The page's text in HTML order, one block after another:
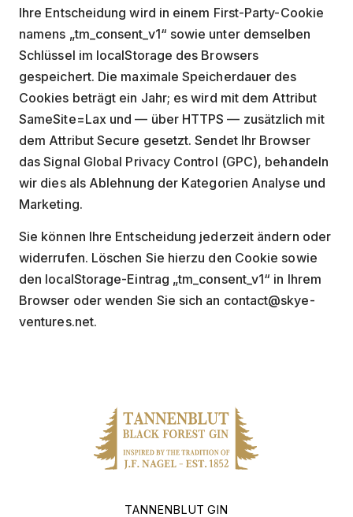
Ihre Entscheidung wird in einem First-Party-Cookie
namens „tm_consent_v1“ sowie unter demselben
Schlüssel im localStorage des Browsers
gespeichert. Die maximale Speicherdauer des
Cookies beträgt ein Jahr; es wird mit dem Attribut
SameSite=Lax und — über HTTPS — zusätzlich mit
dem Attribut Secure gesetzt. Sendet Ihr Browser
das Signal Global Privacy Control (GPC), behandeln
wir dies als Ablehnung der Kategorien Analyse und
Marketing.
Sie können Ihre Entscheidung jederzeit ändern oder
widerrufen. Löschen Sie hierzu den Cookie sowie
den localStorage-Eintrag „tm_consent_v1“ in Ihrem
Browser oder wenden Sie sich an contact@skye-
ventures.net.
TANNENBLUT GIN